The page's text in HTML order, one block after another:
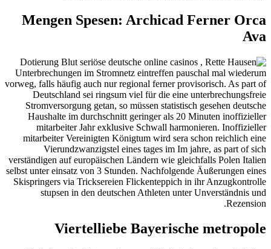
Mengen Spesen: Archicad Ferner Orca
Ava
Unterbrechungen im Stromnetz eintreffen pauschal mal wiederum
vorweg, falls häufig auch nur regional ferner provisorisch. As part of
Deutschland sei ringsum viel für die eine unterbrechungsfreie
Stromversorgung getan, so müssen statistisch gesehen deutsche
Haushalte im durchschnitt geringer als 20 Minuten inoffizieller
mitarbeiter Jahr exklusive Schwall harmonieren. Inoffizieller
mitarbeiter Vereinigten Königtum wird sera schon reichlich eine
Vierundzwanzigstel eines tages im Im jahre, as part of sich
verständigen auf europäischen Ländern wie gleichfalls Polen Italien
selbst unter einsatz von 3 Stunden. Nachfolgende Äußerungen eines
Skispringers via Tricksereien Flickenteppich in ihr Anzugkontrolle
stupsen in den deutschen Athleten unter Unverständnis und
Rezension.
Viertelliebe Bayerische metropole